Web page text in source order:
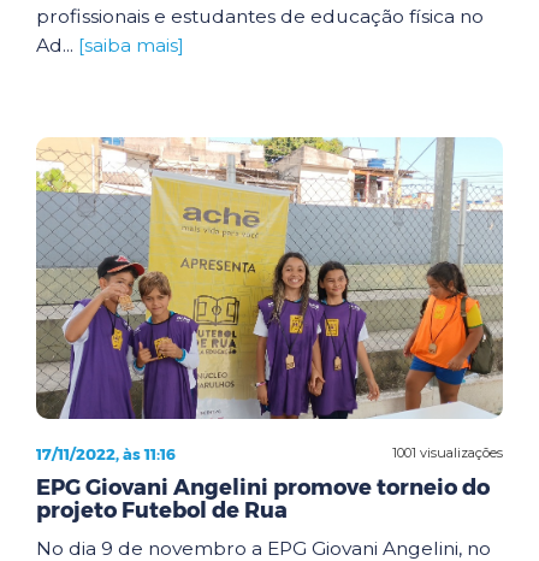
profissionais e estudantes de educação física no
Ad... [saiba mais]
1001 visualizações
17/11/2022, às 11:16
EPG Giovani Angelini promove torneio do
projeto Futebol de Rua
No dia 9 de novembro a EPG Giovani Angelini, no